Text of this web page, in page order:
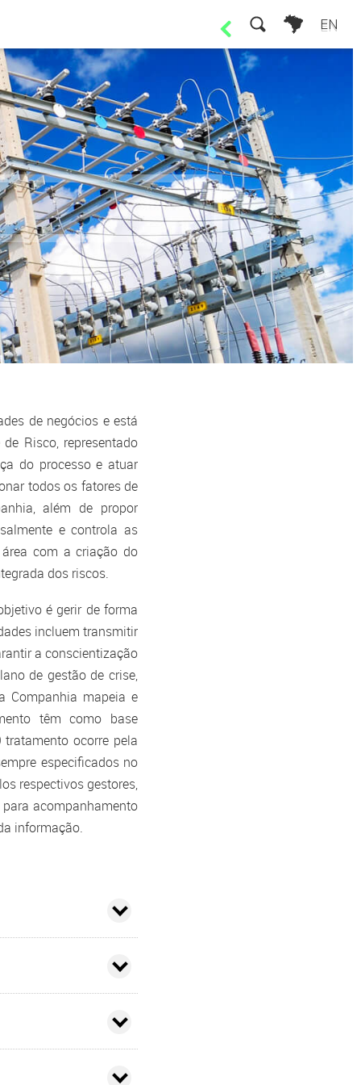
EN
Edital de Oferta Pública de Aquisições de Ações
Assembleias
Avisos aos Acionistas
Avisos aos
de negócios e está
Risco, representado
do processo e atuar
todos os fatores de
além de propor
e controla as
com a criação do
dos riscos.
é gerir de forma
incluem transmitir
a conscientização
de gestão de crise,
Companhia mapeia e
têm como base
ocorre pela
especificados no
respectivos gestores,
acompanhamento
informação.